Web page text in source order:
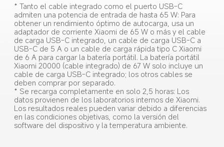
* Tanto el cable integrado como el puerto USB-C
admiten una potencia de entrada de hasta 65 W: Para
obtener un rendimiento óptimo de autocarga, usa un
adaptador de corriente Xiaomi de 65 W o más y el cable
de carga USB-C integrado, un cable de carga USB-C a
USB-C de 5 A o un cable de carga rápida tipo C Xiaomi
de 6 A para cargar la batería portátil. La batería portátil
Xiaomi 20000 (cable integrado) de 67 W solo incluye un
cable de carga USB-C integrado; los otros cables se
deben comprar por separado.
* Se recarga completamente en solo 2,5 horas: Los
datos provienen de los laboratorios internos de Xiaomi.
Los resultados reales pueden variar debido a diferencias
en las condiciones objetivas, como la versión del
software del dispositivo y la temperatura ambiente.